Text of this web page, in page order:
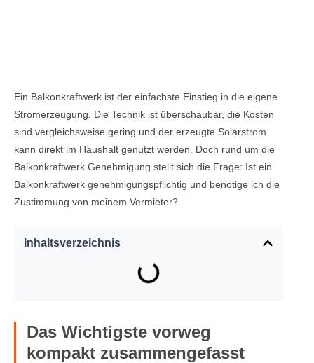
Ein Balkonkraftwerk ist der einfachste Einstieg in die eigene
Stromerzeugung. Die Technik ist überschaubar, die Kosten
sind vergleichsweise gering und der erzeugte Solarstrom
kann direkt im Haushalt genutzt werden. Doch rund um die
Balkonkraftwerk Genehmigung stellt sich die Frage: Ist ein
Balkonkraftwerk genehmigungspflichtig und benötige ich die
Zustimmung von meinem Vermieter?
Inhaltsverzeichnis
Das Wichtigste vorweg
kompakt zusammengefasst